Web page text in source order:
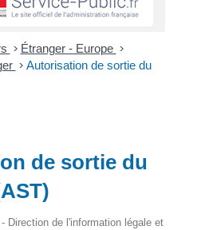
> Étranger - Europe >
> Autorisation de sortie du
de sortie du
Direction de l'information légale et